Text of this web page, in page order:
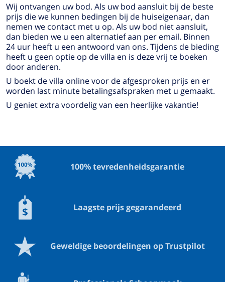
Wij ontvangen uw bod. Als uw bod aansluit bij de beste
prijs die we kunnen bedingen bij de huiseigenaar, dan
nemen we contact met u op. Als uw bod niet aansluit,
dan bieden we u een alternatief aan per email. Binnen
24 uur heeft u een antwoord van ons. Tijdens de bieding
heeft u geen optie op de villa en is deze vrij te boeken
door anderen.
U boekt de villa online voor de afgesproken prijs en er
worden last minute betalingsafspraken met u gemaakt.
U geniet extra voordelig van een heerlijke vakantie!
100% tevredenheidsgarantie
Laagste prijs gegarandeerd
Geweldige beoordelingen op Trustpilot